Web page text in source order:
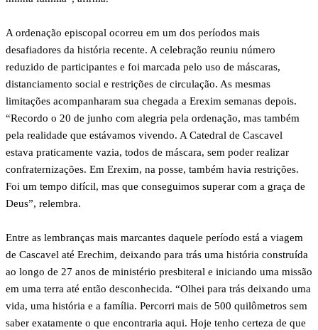
A ordenação episcopal ocorreu em um dos períodos mais
desafiadores da história recente. A celebração reuniu número
reduzido de participantes e foi marcada pelo uso de máscaras,
distanciamento social e restrições de circulação. As mesmas
limitações acompanharam sua chegada a Erexim semanas depois.
“Recordo o 20 de junho com alegria pela ordenação, mas também
pela realidade que estávamos vivendo. A Catedral de Cascavel
estava praticamente vazia, todos de máscara, sem poder realizar
confraternizações. Em Erexim, na posse, também havia restrições.
Foi um tempo difícil, mas que conseguimos superar com a graça de
Deus”, relembra.
Entre as lembranças mais marcantes daquele período está a viagem
de Cascavel até Erechim, deixando para trás uma história construída
ao longo de 27 anos de ministério presbiteral e iniciando uma missão
em uma terra até então desconhecida. “Olhei para trás deixando uma
vida, uma história e a família. Percorri mais de 500 quilômetros sem
saber exatamente o que encontraria aqui. Hoje tenho certeza de que